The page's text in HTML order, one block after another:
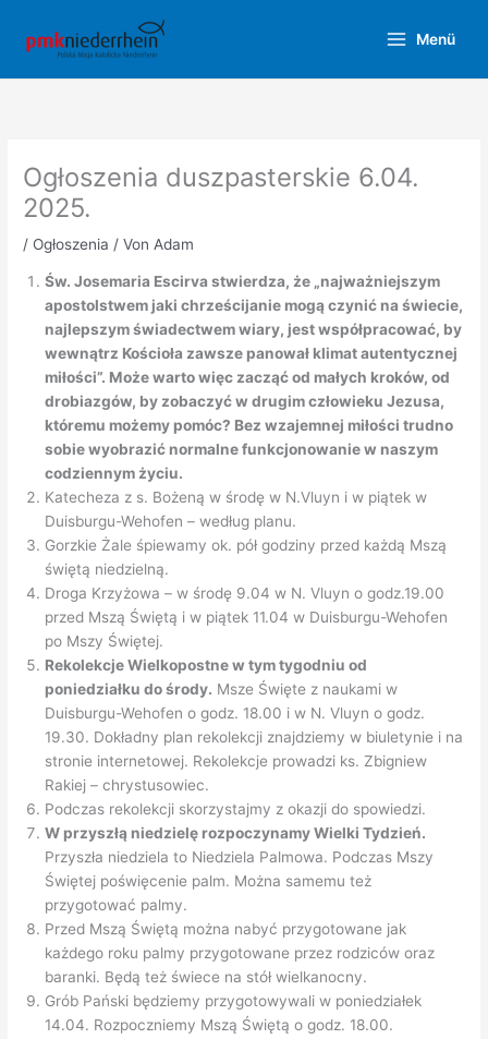
Inhalt
springen
Menü
Ogłoszenia duszpasterskie 6.04.
2025.
/ Ogłoszenia / Von Adam
Św. Josemaria Escirva stwierdza, że „najważniejszym
apostolstwem jaki chrześcijanie mogą czynić na świecie,
najlepszym świadectwem wiary, jest współpracować, by
wewnątrz Kościoła zawsze panował klimat autentycznej
miłości”. Może warto więc zacząć od małych kroków, od
drobiazgów, by zobaczyć w drugim człowieku Jezusa,
któremu możemy pomóc? Bez wzajemnej miłości trudno
sobie wyobrazić normalne funkcjonowanie w naszym
codziennym życiu.
Katecheza z s. Bożeną w środę w N.Vluyn i w piątek w
Duisburgu-Wehofen – według planu.
Gorzkie Żale śpiewamy ok. pół godziny przed każdą Mszą
świętą niedzielną.
Droga Krzyżowa – w środę 9.04 w N. Vluyn o godz.19.00
przed Mszą Świętą i w piątek 11.04 w Duisburgu-Wehofen
po Mszy Świętej.
Rekolekcje Wielkopostne w tym tygodniu od
poniedziałku do środy. Msze Święte z naukami w
Duisburgu-Wehofen o godz. 18.00 i w N. Vluyn o godz.
19.30. Dokładny plan rekolekcji znajdziemy w biuletynie i na
stronie internetowej. Rekolekcje prowadzi ks. Zbigniew
Rakiej – chrystusowiec.
Podczas rekolekcji skorzystajmy z okazji do spowiedzi.
W przyszłą niedzielę rozpoczynamy Wielki Tydzień.
Przyszła niedziela to Niedziela Palmowa. Podczas Mszy
Świętej poświęcenie palm. Można samemu też
przygotować palmy.
Przed Mszą Świętą można nabyć przygotowane jak
każdego roku palmy przygotowane przez rodziców oraz
baranki. Będą też świece na stół wielkanocny.
Grób Pański będziemy przygotowywali w poniedziałek
14.04. Rozpoczniemy Mszą Świętą o godz. 18.00.